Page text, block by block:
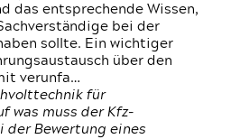
das entsprechende Wissen,
bei der
sollte. Ein wichtiger
über den
verunfa…
für
was muss der Kfz-
der Bewertung eines